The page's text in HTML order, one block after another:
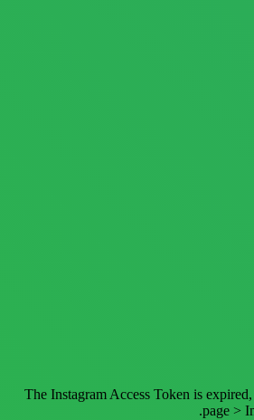
The Instagram Access Token is
page >